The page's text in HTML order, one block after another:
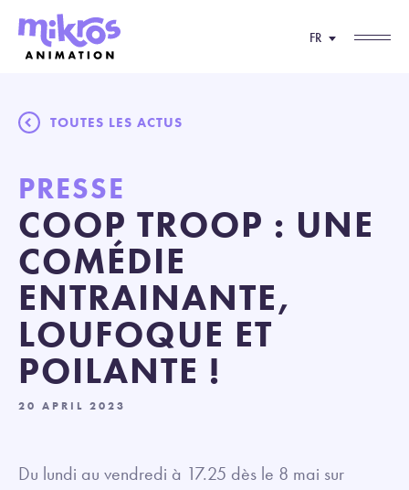
FR
TOUTES LES ACTUS
PRESSE
COOP TROOP : UNE
COMÉDIE
ENTRAINANTE,
LOUFOQUE ET
POILANTE !
20 APRIL 2023
Du lundi au vendredi à 17.25 dès le 8 mai sur